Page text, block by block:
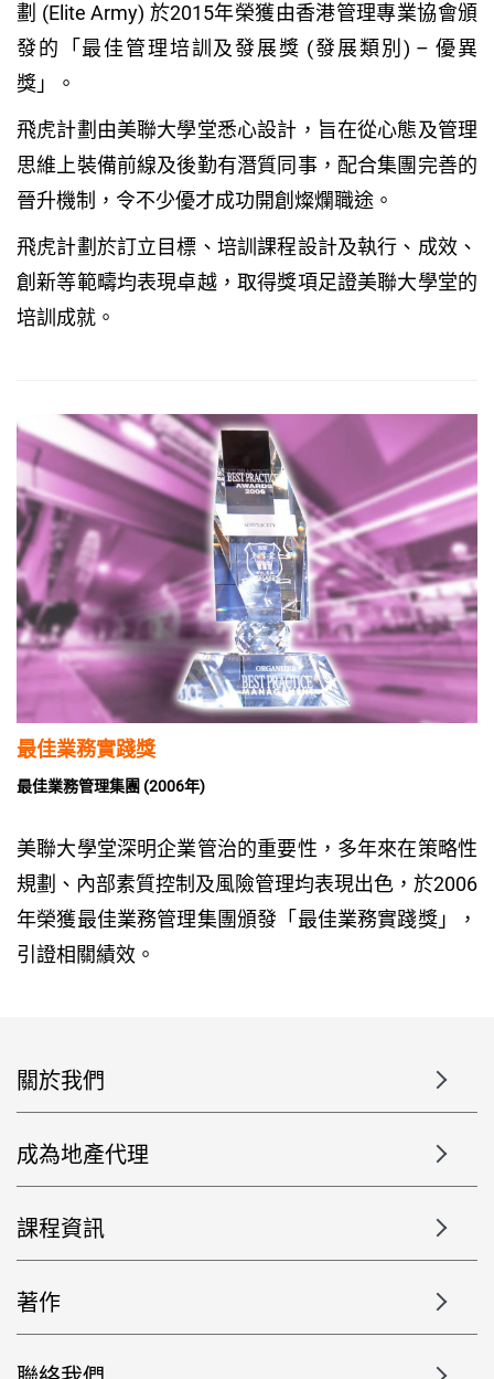
劃 (Elite Army) 於2015年榮獲由香港管理專業協會頒
發的「最佳管理培訓及發展獎 (發展類別) – 優異
獎」。
飛虎計劃由美聯大學堂悉心設計，旨在從心態及管理
思維上裝備前線及後勤有潛質同事，配合集團完善的
晉升機制，令不少優才成功開創燦爛職途。
飛虎計劃於訂立目標、培訓課程設計及執行、成效、
創新等範疇均表現卓越，取得獎項足證美聯大學堂的
培訓成就。
最佳業務實踐獎
最佳業務管理集團 (2006年)
美聯大學堂深明企業管治的重要性，多年來在策略性
規劃、內部素質控制及風險管理均表現出色，於2006
年榮獲最佳業務管理集團頒發「最佳業務實踐獎」，
引證相關績效。
關於我們
成為地產代理
課程資訊
著作